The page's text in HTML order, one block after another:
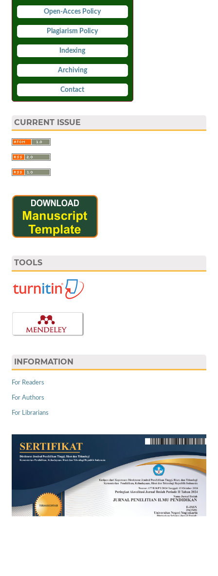
Open-Acces Policy
Plagiarism Policy
Indexing
Archiving
Contact
CURRENT ISSUE
TOOLS
INFORMATION
For Readers
For Authors
For Librarians